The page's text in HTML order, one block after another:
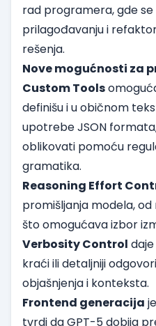
rad programera, gde
prilagođavanju i
rešenja.
Nove mogućnosti za
Custom Tools
definišu i u običnom
upotrebe JSON
oblikovati pomoću
gramatika.
Reasoning Effort
promišljanja modela,
što omogućava izbor
Verbosity Control
kraći ili detaljniji
objašnjenja i konteksta.
Frontend generacija
tvrdi da GPT-5 dobija